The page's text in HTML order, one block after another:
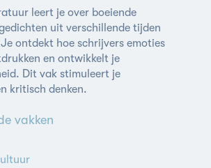
leert je over boeiende
uit verschillende tijden
ontdekt hoe schrijvers emoties
en ontwikkelt je
Dit vak stimuleert je
kritisch denken.
vakken